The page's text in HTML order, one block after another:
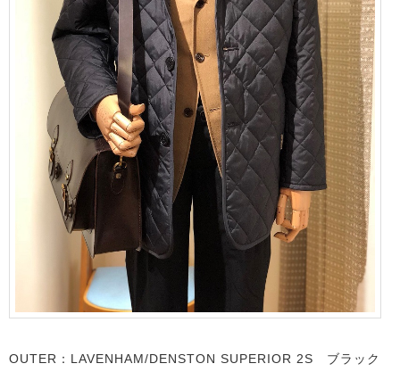
OUTER：LAVENHAM/DENSTON SUPERIOR 2S ブラック